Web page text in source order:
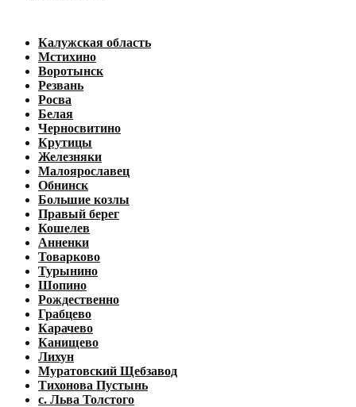
Калужская область
Мстихино
Воротынск
Резвань
Росва
Белая
Черносвитино
Крутицы
Железняки
Малоярославец
Обнинск
Большие козлы
Правый берег
Кошелев
Анненки
Товарково
Турынино
Шопино
Рождественно
Грабцево
Карачево
Канищево
Лихун
Муратовский Щебзавод
Тихонова Пустынь
с. Льва Толстого